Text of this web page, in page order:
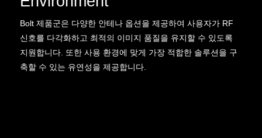
Bolt 제품군은 다양한 안테나 옵션을 제공하여 사용자가 RF
신호를 다각화하고 최적의 이미지 품질을 유지할 수 있도록
지원합니다. 또한 사용 환경에 맞게 가장 적합한 솔루션을 구
축할 수 있는 유연성을 제공합니다.